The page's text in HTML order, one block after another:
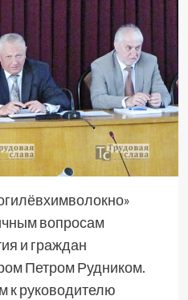
вопросам
и граждан
Петром Рудником.
к руководителю